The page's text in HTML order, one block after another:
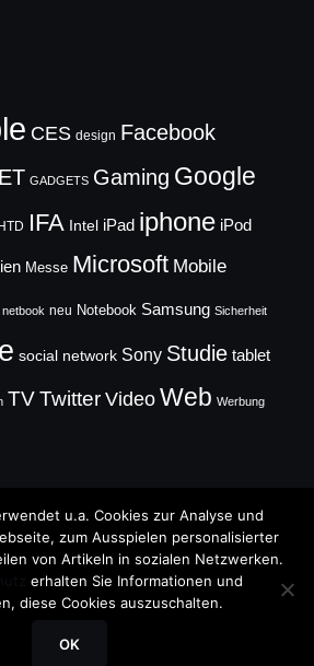
CES design Facebook
GADGETS Gaming Google
HTD IFA Intel iPad iphone iPod
Messe Microsoft Mobile
netbook neu Notebook Samsung Sicherheit
social network Sony Studie tablet
TVTwitter Video Web Werbung
u.a. Cookies zur Analyse und
zum Ausspielen personalisierter
von Artikeln in sozialen Netzwerken.
erhalten Sie Informationen und
diese Cookies auszuschalten.
OK